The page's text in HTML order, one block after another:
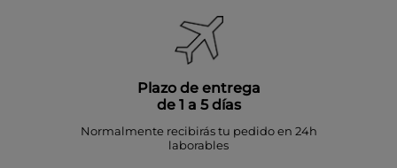
Plazo de entrega
de 1 a 5 días
Normalmente recibirás tu pedido en 24h
laborables